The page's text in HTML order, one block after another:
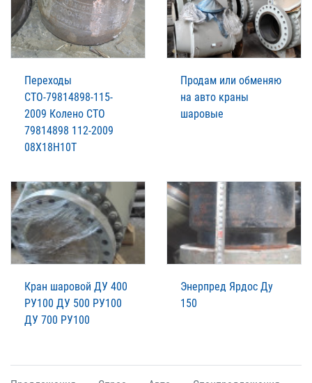
Переходы
СТО-79814898-115-
2009 Колено СТО
79814898 112-2009
08Х18Н10Т
Продам или обменяю
на авто краны
шаровые
Кран шаровой ДУ 400
РУ100 ДУ 500 РУ100
ДУ 700 РУ100
Энерпред Ярдос Ду
150